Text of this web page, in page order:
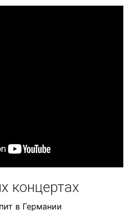
концертах
в Германии